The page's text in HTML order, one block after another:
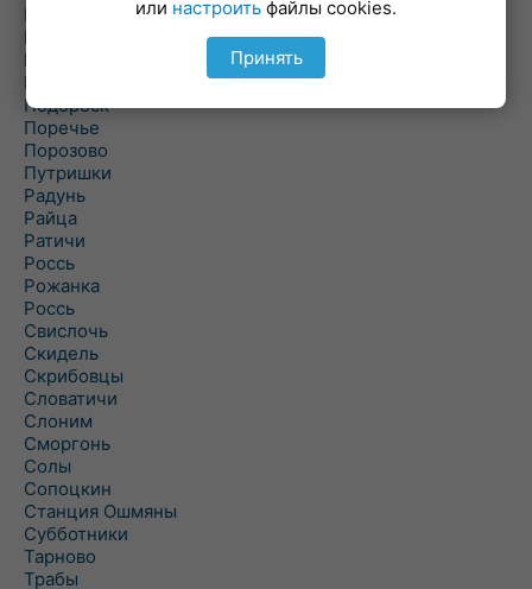
Погородно
Пограничный
Подлабенье
Подольцы
Подороск
Поречье
Порозово
Путришки
Радунь
Райца
Ратичи
Роcсь
Рожанка
Россь
Свислочь
Скидель
Скрибовцы
Словатичи
Слоним
Сморгонь
Солы
Сопоцкин
Станция Ошмяны
Субботники
Тарново
Трабы
или настроить файлы cookies.
Принять